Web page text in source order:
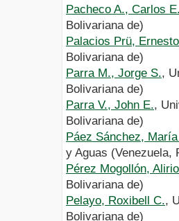
Pacheco A., Carlos E.
Bolivariana de)
Palacios Prü, Ernesto
Bolivariana de)
Parra M., Jorge S.,
Bolivariana de)
Parra V., John E.,
Bolivariana de)
Páez Sánchez,
y Aguas (Venezuela,
Pérez Mogollón, Alirio
Bolivariana de)
Pelayo, Roxibell C.,
Bolivariana de)